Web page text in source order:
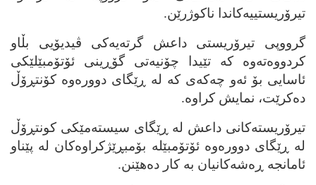
تیرۆریستییه‌کاندا ناکوژرێن.
گرووپی تیرۆریستی داعش گرته‌یه‌کی ڤیدیۆیی بڵاو
کردووه‌ته‌وه‌ که‌ تێیدا چۆنیه‌تی گۆڕینی ئۆتۆمبێلێکی
ئاسایی بۆ ئه‌و چه‌که‌ی که‌ له‌ ڕێگای دووره‌وه‌ کۆنتڕۆڵ
ده‌کرێت، نمایش کراوه‌.
تیرۆریسته‌کانی داعش له‌ ڕێگای سیسته‌مێکی کونتڕۆڵ
له‌ ڕێگای دووره‌وه‌ ئۆتۆمبێله‌ بۆمبڕێژکراوه‌کان له‌ پێناو
ئامانجه‌ ڕه‌شه‌کانیان به‌ کار ده‌هێنن.